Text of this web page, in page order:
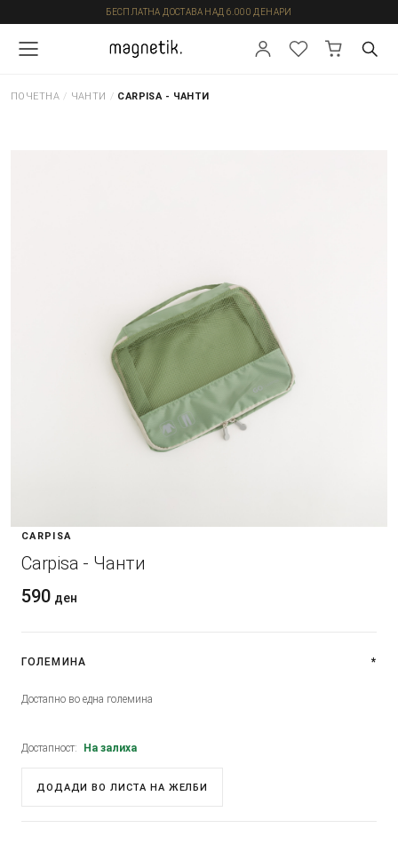
БЕСПЛАТНА ДОСТАВА НАД 6.000 ДЕНАРИ
ПОЧЕТНА / ЧАНТИ / CARPISA - ЧАНТИ
CARPISA
Carpisa - Чанти
590 ден
ГОЛЕМИНА *
Достапно во една големина
Достапност: На залиха
ДОДАДИ ВО ЛИСТА НА ЖЕЛБИ